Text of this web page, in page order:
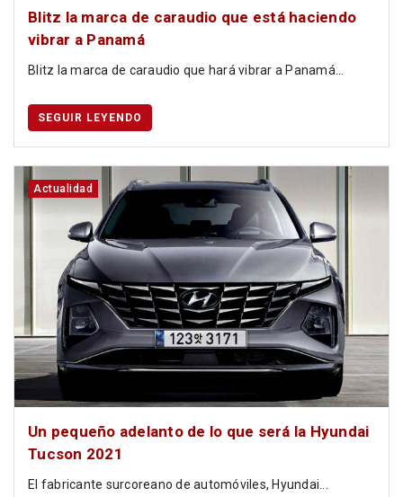
Blitz la marca de caraudio que está haciendo
vibrar a Panamá
Blitz la marca de caraudio que hará vibrar a Panamá...
SEGUIR LEYENDO
Actualidad
Un pequeño adelanto de lo que será la Hyundai
Tucson 2021
El fabricante surcoreano de automóviles, Hyundai...